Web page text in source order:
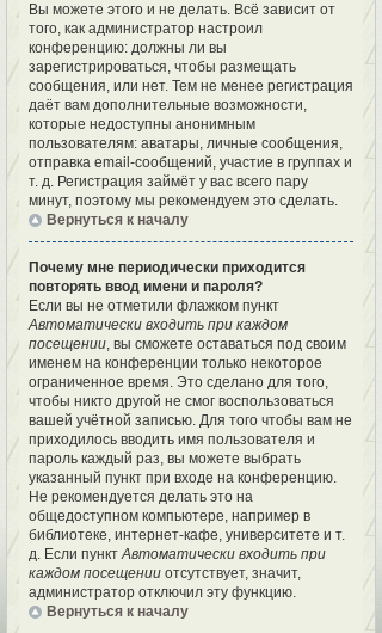
Вы можете этого и не делать. Всё зависит от
того, как администратор настроил
конференцию: должны ли вы
зарегистрироваться, чтобы размещать
сообщения, или нет. Тем не менее регистрация
даёт вам дополнительные возможности,
которые недоступны анонимным
пользователям: аватары, личные сообщения,
отправка email-сообщений, участие в группах и
т. д. Регистрация займёт у вас всего пару
минут, поэтому мы рекомендуем это сделать.
Вернуться к началу
Почему мне периодически приходится
повторять ввод имени и пароля?
Если вы не отметили флажком пункт
Автоматически входить при каждом
посещении, вы сможете оставаться под своим
именем на конференции только некоторое
ограниченное время. Это сделано для того,
чтобы никто другой не смог воспользоваться
вашей учётной записью. Для того чтобы вам не
приходилось вводить имя пользователя и
пароль каждый раз, вы можете выбрать
указанный пункт при входе на конференцию.
Не рекомендуется делать это на
общедоступном компьютере, например в
библиотеке, интернет-кафе, университете и т.
д. Если пунктАвтоматически входить при
каждом посещении отсутствует, значит,
администратор отключил эту функцию.
Вернуться к началу